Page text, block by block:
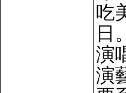
吃
日。
演
演